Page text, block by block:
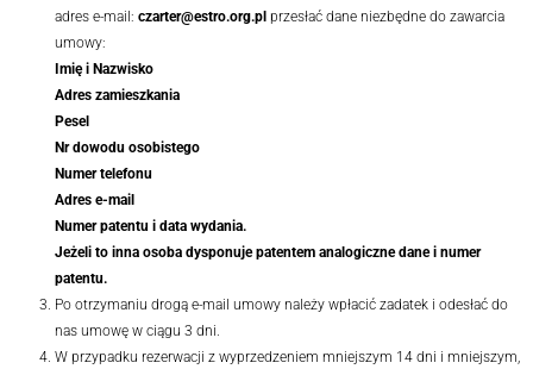
adres e-mail: czarter@estro.org.pl przesłać dane niezbędne do zawarcia
umowy:
Imię i Nazwisko
Adres zamieszkania
Pesel
Nr dowodu osobistego
Numer telefonu
Adres e-mail
Numer patentu i data wydania.
Jeżeli to inna osoba dysponuje patentem analogiczne dane i numer
patentu.
Po otrzymaniu drogą e-mail umowy należy wpłacić zadatek i odesłać do
nas umowę w ciągu 3 dni.
W przypadku rezerwacji z wyprzedzeniem mniejszym 14 dni i mniejszym,